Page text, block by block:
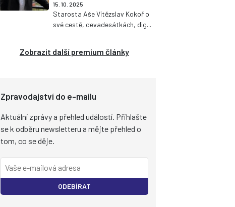
15. 10. 2025
Starosta Aše Vítězslav Kokoř o
své cestě, devadesátkách, dig...
Zobrazit další premium články
Zpravodajství do e-mailu
Aktuální zprávy a přehled událostí. Přihlašte
se k odběru newsletteru a mějte přehled o
tom, co se děje.
ODEBÍRAT